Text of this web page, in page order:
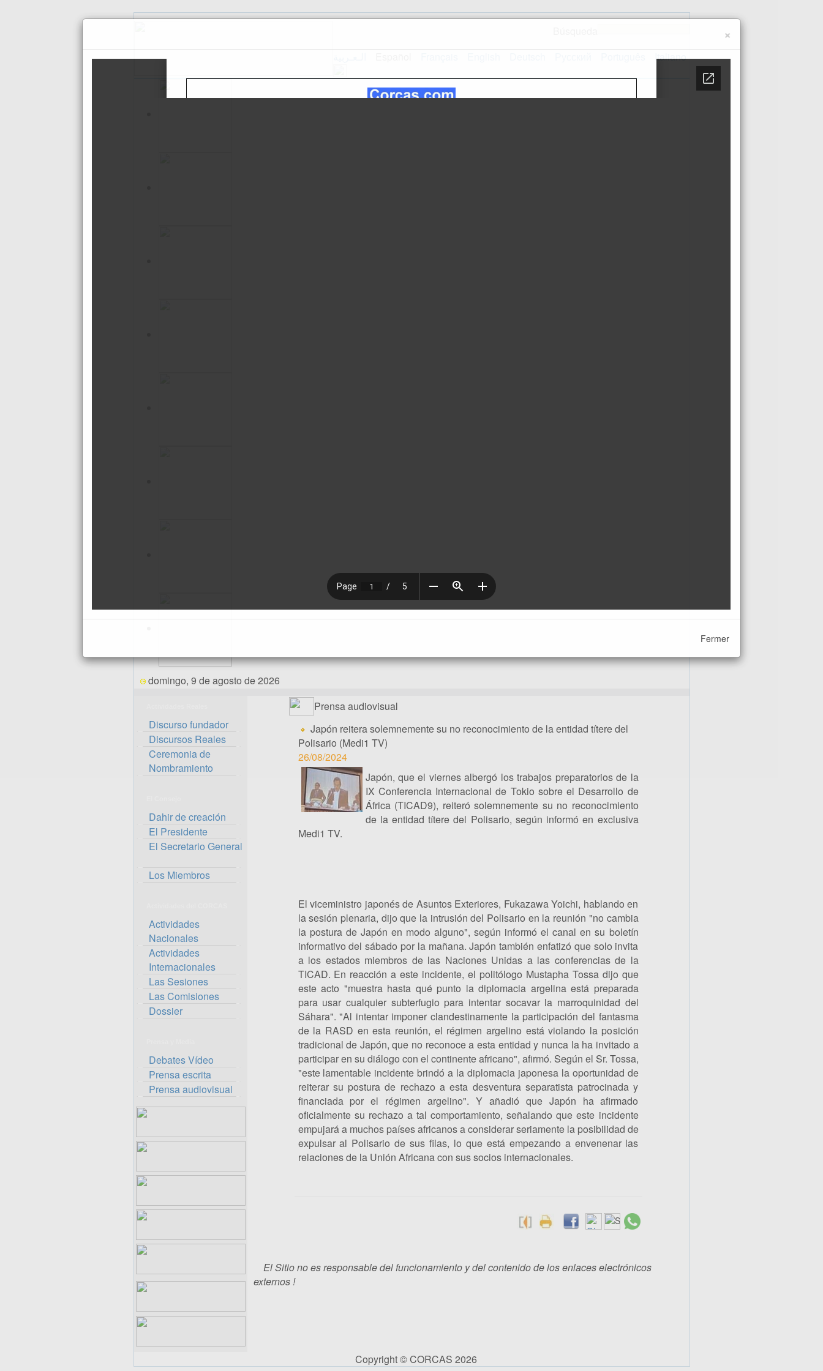
Italiano
domingo, 9 de agosto de 2026
Discurso fundador
Discursos Reales
Ceremonia de
Nombramiento
Dahir de creación
El Presidente
El Secretario General
Los Miembros
Actividades
Nacionales
Actividades
Internacionales
Las Sesiones
Las Comisiones
Dossier
Debates Vídeo
Prensa escrita
Prensa audiovisual
Prensa audiovisual
Japón reitera solemnemente su no reconocimiento de la entidad títere del
Polisario (Medi1 TV)
26/08/2024
Japón, que el viernes albergó los trabajos preparatorios de la
IX Conferencia Internacional de Tokio sobre el Desarrollo de
África (TICAD9), reiteró solemnemente su no reconocimiento
de la entidad títere del Polisario, según informó en exclusiva
Medi1 TV.
El viceministro japonés de Asuntos Exteriores, Fukazawa Yoichi, hablando en
la sesión plenaria, dijo que la intrusión del Polisario en la reunión "no cambia
la postura de Japón en modo alguno", según informó el canal en su boletín
informativo del sábado por la mañana. Japón también enfatizó que solo invita
a los estados miembros de las Naciones Unidas a las conferencias de la
TICAD. En reacción a este incidente, el politólogo Mustapha Tossa dijo que
este acto "muestra hasta qué punto la diplomacia argelina está preparada
para usar cualquier subterfugio para intentar socavar la marroquinidad del
Sáhara". "Al intentar imponer clandestinamente la participación del fantasma
de la RASD en esta reunión, el régimen argelino está violando la posición
tradicional de Japón, que no reconoce a esta entidad y nunca la ha invitado a
participar en su diálogo con el continente africano", afirmó. Según el Sr. Tossa,
"este lamentable incidente brindó a la diplomacia japonesa la oportunidad de
reiterar su postura de rechazo a esta desventura separatista patrocinada y
financiada por el régimen argelino". Y añadió que Japón ha afirmado
oficialmente su rechazo a tal comportamiento, señalando que este incidente
empujará a muchos países africanos a considerar seriamente la posibilidad de
expulsar al Polisario de sus filas, lo que está empezando a envenenar las
relaciones de la Unión Africana con sus socios internacionales.
El Sitio no es responsable del funcionamiento y del contenido de los enlaces electrónicos
externos !
Copyright © CORCAS 2026
×
Fermer